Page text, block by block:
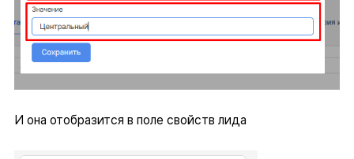
И она отобразится в поле свойств лида